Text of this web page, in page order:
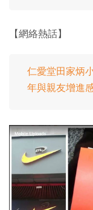
【網絡熱話】
仁愛堂田家炳
年與親友增進